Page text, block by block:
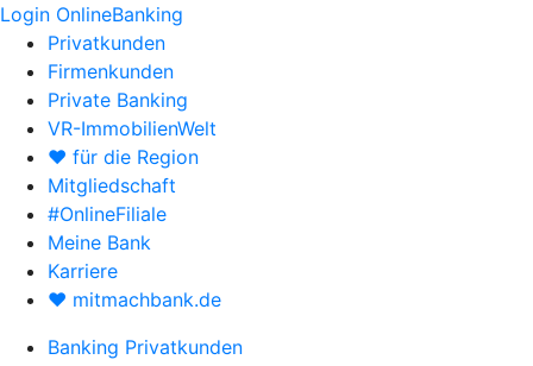
Login OnlineBanking
Privatkunden
Firmenkunden
Private Banking
VR-ImmobilienWelt
♥ für die Region
Mitgliedschaft
#OnlineFiliale
Meine Bank
Karriere
♥ mitmachbank.de
Banking Privatkunden